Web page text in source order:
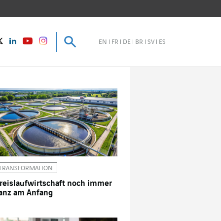
TwitterLinkedInYoutubeinstagram Suche
EN FR DE BR SV ES
Suche
noch immer
am Anfang